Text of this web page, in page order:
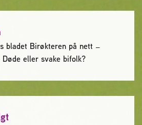
bladet Birøkteren på nett
Døde eller svake bifolk?